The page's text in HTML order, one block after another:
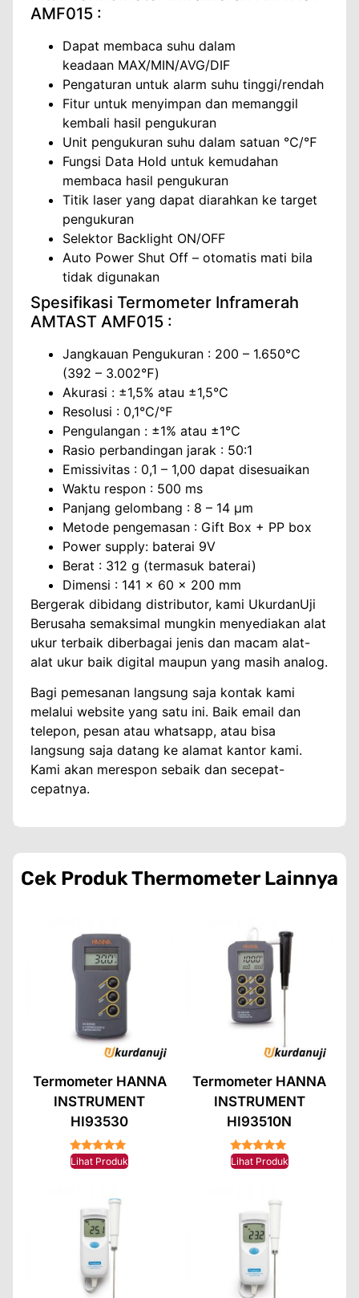
AMF015 :
Dapat membaca suhu dalam
keadaan MAX/MIN/AVG/DIF
Pengaturan untuk alarm suhu tinggi/rendah
Fitur untuk menyimpan dan memanggil
kembali hasil pengukuran
Unit pengukuran suhu dalam satuan ℃/℉
Fungsi Data Hold untuk kemudahan
membaca hasil pengukuran
Titik laser yang dapat diarahkan ke target
pengukuran
Selektor Backlight ON/OFF
Auto Power Shut Off – otomatis mati bila
tidak digunakan
Spesifikasi Termometer Inframerah
AMTAST AMF015 :
Jangkauan Pengukuran : 200 – 1.650℃
(392 – 3.002℉)
Akurasi : ±1,5% atau ±1,5℃
Resolusi : 0,1℃/℉
Pengulangan : ±1% atau ±1℃
Rasio perbandingan jarak : 50:1
Emissivitas : 0,1 – 1,00 dapat disesuaikan
Waktu respon : 500 ms
Panjang gelombang : 8 – 14 μm
Metode pengemasan : Gift Box + PP box
Power supply: baterai 9V
Berat : 312 g (termasuk baterai)
Dimensi : 141 x 60 x 200 mm
Bergerak dibidang distributor, kami UkurdanUji
Berusaha semaksimal mungkin menyediakan alat
ukur terbaik diberbagai jenis dan macam alat-
alat ukur baik digital maupun yang masih analog.
Bagi pemesanan langsung saja kontak kami
melalui website yang satu ini. Baik email dan
telepon, pesan atau whatsapp, atau bisa
langsung saja datang ke alamat kantor kami.
Kami akan merespon sebaik dan secepat-
cepatnya.
Cek ProdukThermometerLainnya
Termometer HANNA
INSTRUMENT
HI93530
★★★★★
Lihat Produk
Termometer HANNA
INSTRUMENT
HI93510N
★★★★★
Lihat Produk